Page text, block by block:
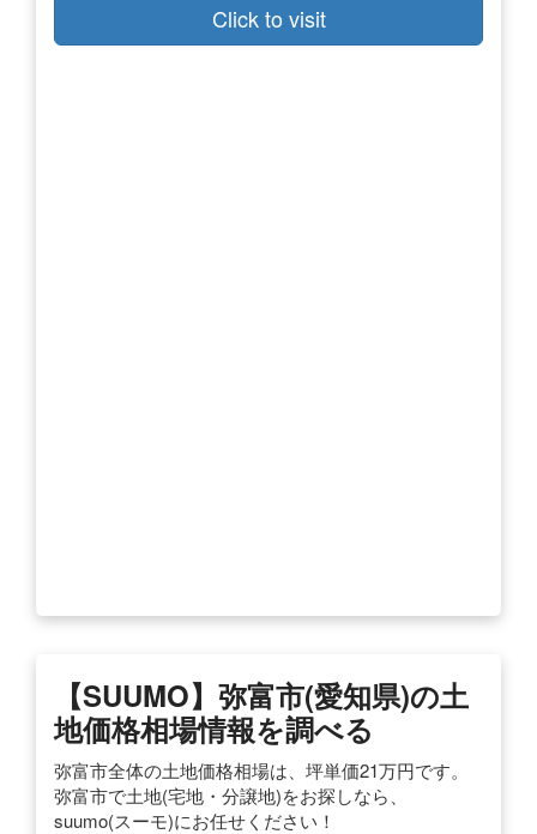
Click to visit
【SUUMO】弥富市(愛知県)の土
地価格相場情報を調べる
弥富市全体の土地価格相場は、坪単価21万円です。
弥富市で土地(宅地・分譲地)をお探しなら、
suumo(スーモ)にお任せください！